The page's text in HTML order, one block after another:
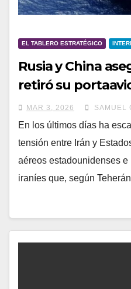
EL TABLERO ESTRATÉGICO
Rusia y China
retiró su
MAR 3, 2026 SAMUEL
En los últimos días ha
tensión entre Irán y
aéreos estadounidenses
iraníes que, según